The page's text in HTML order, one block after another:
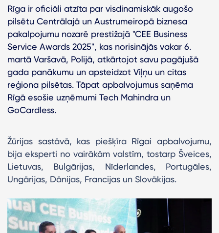
Rīga ir oficiāli atzīta par visdinamiskāk augošo
pilsētu Centrālajā un Austrumeiropā biznesa
pakalpojumu nozarē prestižajā "CEE Business
Service Awards 2025", kas norisinājās vakar 6.
martā Varšavā, Polijā, atkārtojot savu pagājušā
gada panākumu un apsteidzot Viļņu un citas
reģiona pilsētas. Tāpat apbalvojumus saņēma
Rīgā esošie uzņēmumi Tech Mahindra un
GoCardless.
Žūrijas sastāvā, kas piešķīra Rīgai apbalvojumu,
bija eksperti no vairākām valstīm, tostarp Šveices,
Lietuvas, Bulgārijas, Nīderlandes, Portugāles,
Ungārijas, Dānijas, Francijas un Slovākijas.